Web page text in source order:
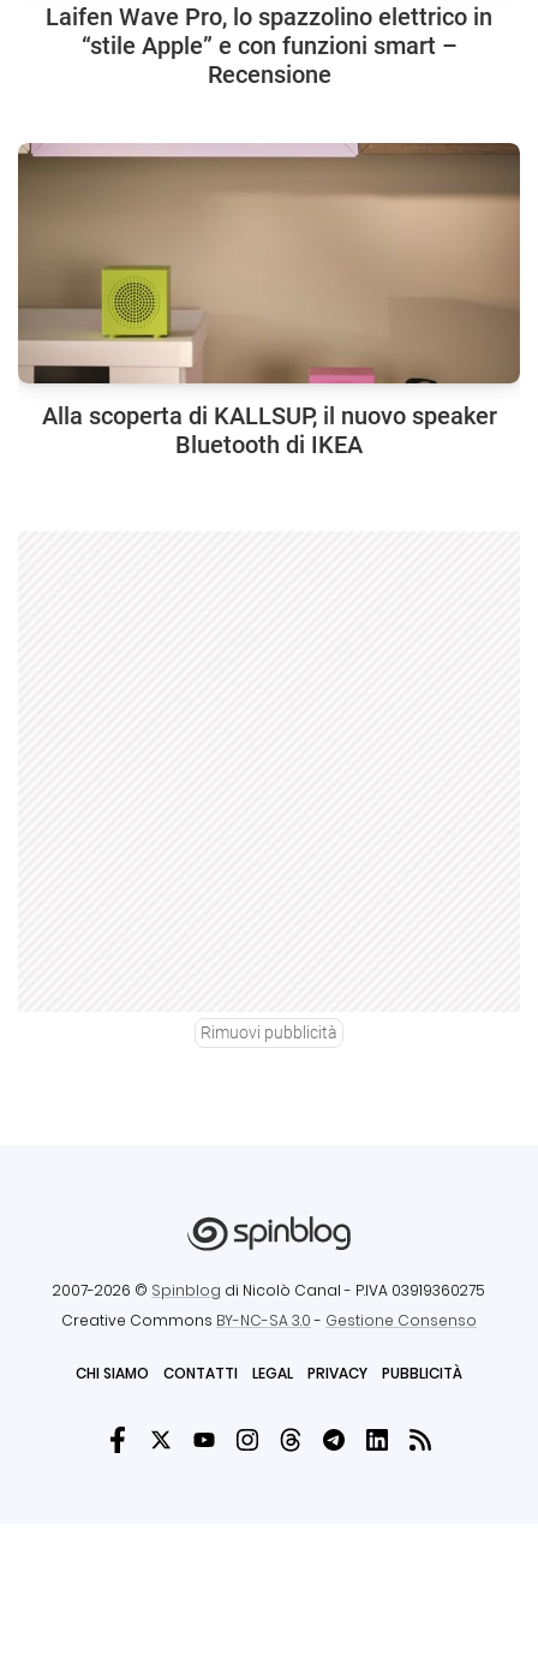
Laifen Wave Pro, lo spazzolino elettrico in
“stile Apple” e con funzioni smart –
Recensione
Alla scoperta di KALLSUP, il nuovo speaker
Bluetooth di IKEA
Rimuovi pubblicità
2007-2026 © Spinblog di Nicolò Canal - P.IVA 03919360275
Creative Commons BY-NC-SA 3.0- Gestione Consenso
CHI SIAMO CONTATTI LEGAL PRIVACY PUBBLICITÀ